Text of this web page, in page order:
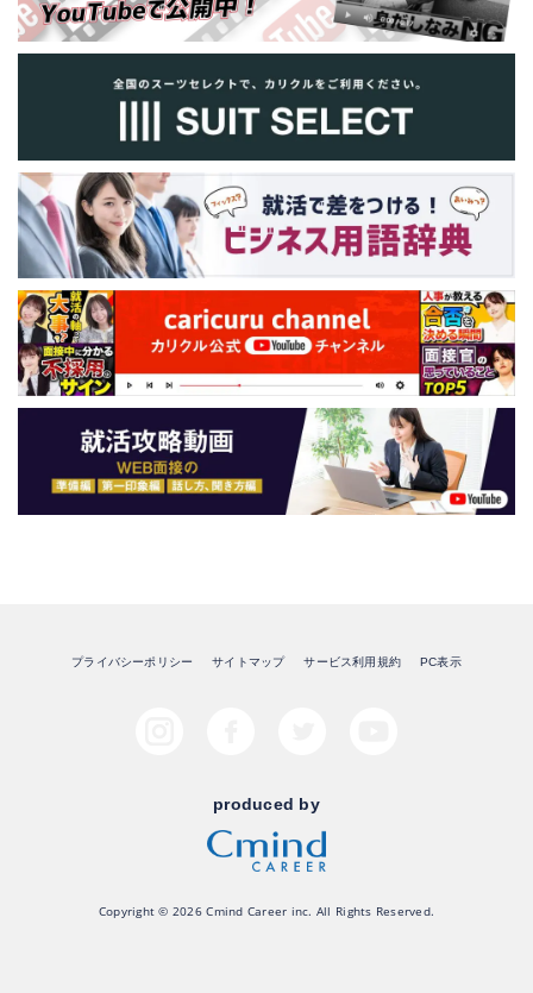
プライバシーポリシー サイトマップ サービス利用規約 PC表示
produced by
Copyright © 2026 Cmind Career inc. All Rights Reserved.